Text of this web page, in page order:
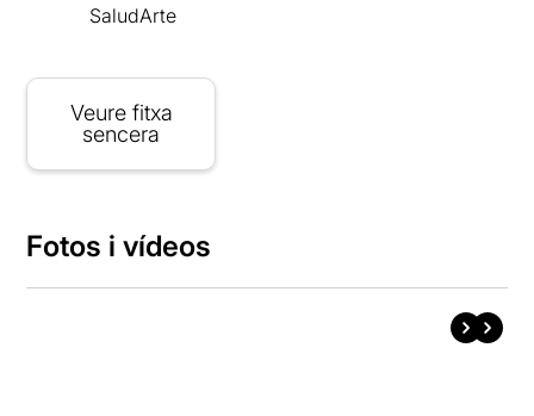
SaludArte
Veure fitxa
sencera
Fotos i vídeos